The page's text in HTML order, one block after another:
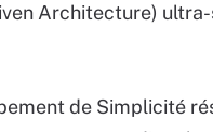
Architecture)
de Simplicité